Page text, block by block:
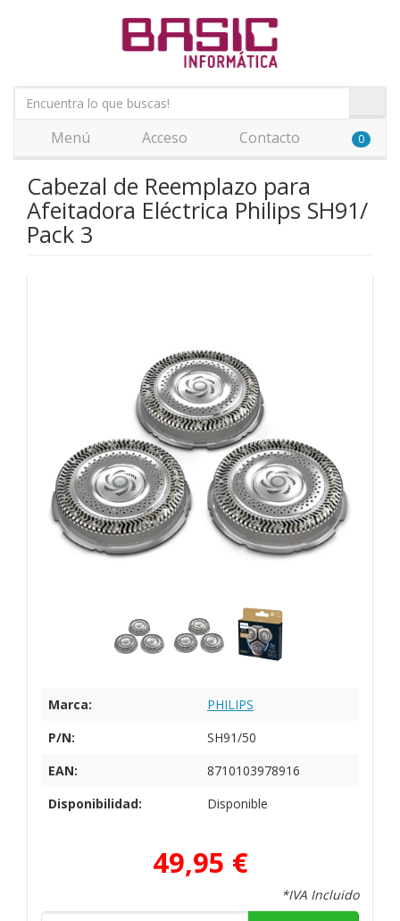
Menú Acceso Contacto 0
Cabezal de Reemplazo para
Afeitadora Eléctrica Philips SH91/
Pack 3
Marca:
PHILIPS
P/N:
SH91/50
EAN:
8710103978916
Disponibilidad:
Disponible
49,95 €
*IVA Incluido